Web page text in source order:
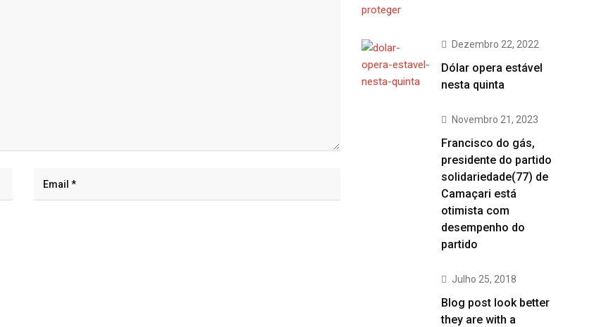
Dezembro 22, 2022
Dólar opera estável
nesta quinta
Novembro 21, 2023
Francisco do gás,
presidente do partido
solidariedade(77) de
Camaçari está
otimista com
desempenho do
partido
Julho 25, 2018
Blog post look better
they are with a